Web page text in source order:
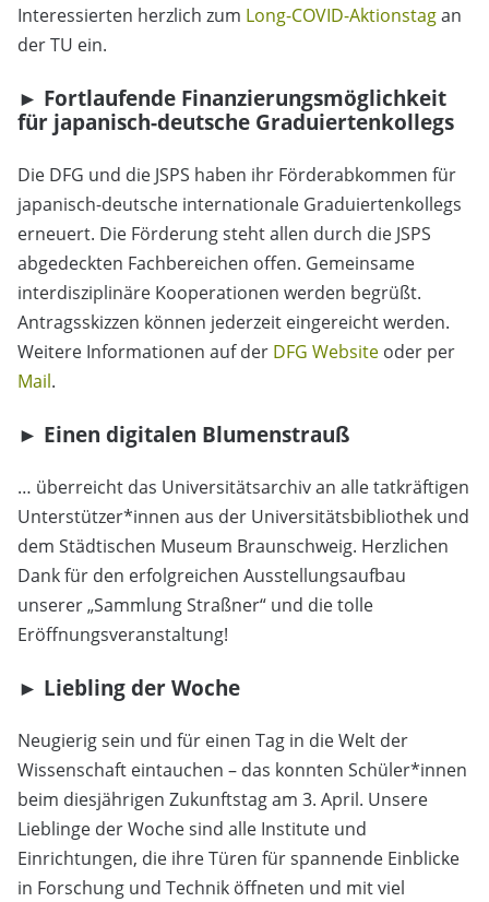
Interessierten herzlich zum Long-COVID-Aktionstagan
der TU ein.
► Fortlaufende Finanzierungsmöglichkeit
für japanisch-deutsche Graduiertenkollegs
Die DFG und die JSPS haben ihr Förderabkommen für
japanisch-deutsche internationale Graduiertenkollegs
erneuert. Die Förderung steht allen durch die JSPS
abgedeckten Fachbereichen offen. Gemeinsame
interdisziplinäre Kooperationen werden begrüßt.
Antragsskizzen können jederzeit eingereicht werden.
Weitere Informationen auf der DFG Website oder per
Mail.
► Einen digitalen Blumenstrauß
… überreicht das Universitätsarchiv an alle tatkräftigen
Unterstützer*innen aus der Universitätsbibliothek und
dem Städtischen Museum Braunschweig. Herzlichen
Dank für den erfolgreichen Ausstellungsaufbau
unserer „Sammlung Straßner“ und die tolle
Eröffnungsveranstaltung!
► Liebling der Woche
Neugierig sein und für einen Tag in die Welt der
Wissenschaft eintauchen – das konnten Schüler*innen
beim diesjährigen Zukunftstag am 3. April. Unsere
Lieblinge der Woche sind alle Institute und
Einrichtungen, die ihre Türen für spannende Einblicke
in Forschung und Technik öffneten und mit viel